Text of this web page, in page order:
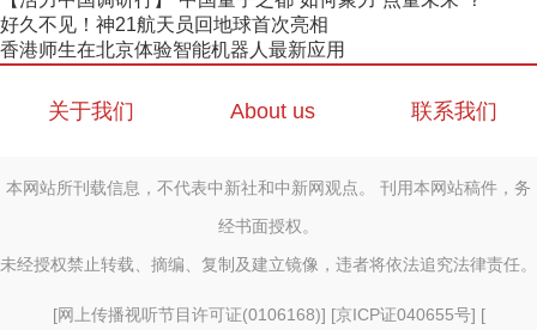
好久不见！神21航天员回地球首次亮相
香港师生在北京体验智能机器人最新应用
关于我们 About us 联系我们
本网站所刊载信息，不代表中新社和中新网观点。 刊用本网站稿件，务
经书面授权。
未经授权禁止转载、摘编、复制及建立镜像，违者将依法追究法律责任。
[网上传播视听节目许可证(0106168)] [京ICP证040655号] [